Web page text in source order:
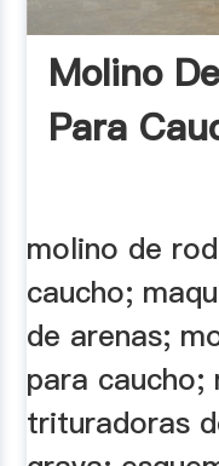
Molino
Para
molino de
caucho;
de arenas;
para caucho;
trituradoras